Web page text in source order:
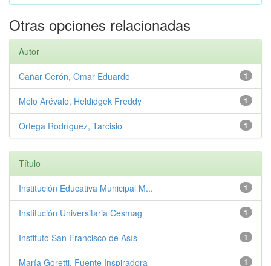
Otras opciones relacionadas
Autor
1
Cañar Cerón, Omar Eduardo
1
Melo Arévalo, Heldidgek Freddy
1
Ortega Rodríguez, Tarcisio
Título
1
Institución Educativa Municipal M...
1
Institución Universitaria Cesmag
1
Instituto San Francisco de Asís
1
María Goretti, Fuente Inspiradora